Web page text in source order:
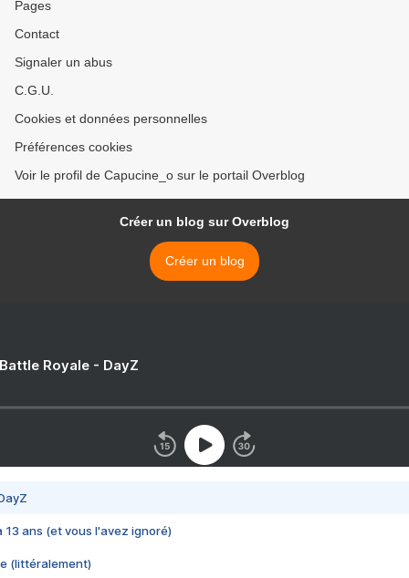
Pages
Contact
Signaler un abus
C.G.U.
Cookies et données personnelles
Préférences cookies
Voir le profil de Capucine_o sur le portail Overblog
Créer un blog sur Overblog
Créer un blog
Royale - DayZ
13 ans (et vous l'avez ignoré)
(littéralement)